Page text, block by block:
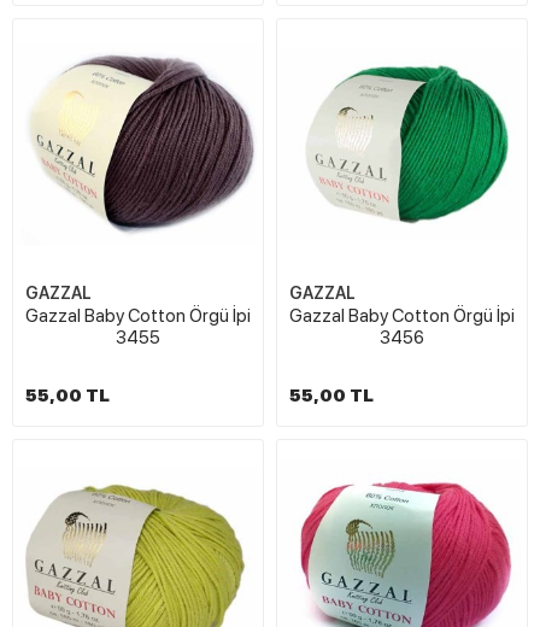
GAZZAL
Gazzal Baby Cotton Örgü İpi
3455
55,00 TL
GAZZAL
Gazzal Baby Cotton Örgü İpi
3456
55,00 TL